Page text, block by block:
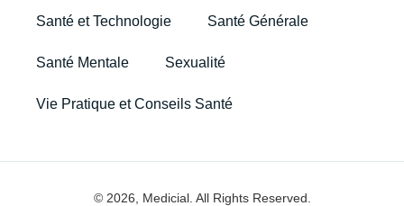
Santé et Technologie Santé Générale
Santé Mentale Sexualité
Vie Pratique et Conseils Santé
© 2026, Medicial. All Rights Reserved.